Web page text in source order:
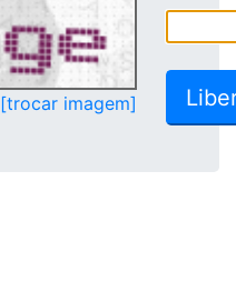
[trocar imagem]